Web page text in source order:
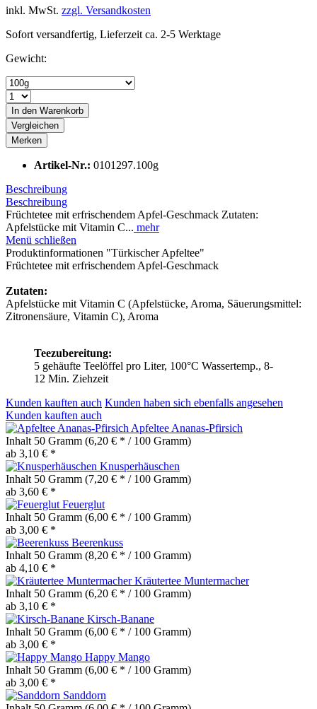
inkl. MwSt. zzgl. Versandkosten
Sofort versandfertig, Lieferzeit ca. 2-5 Werktage
Gewicht:
In den Warenkorb
Vergleichen
Merken
Artikel-Nr.: 0101297.100g
Beschreibung
Beschreibung
Früchtetee mit erfrischendem Apfel-Geschmack Zutaten:
Apfelstücke mit Vitamin C... mehr
Menü schließen
Produktinformationen "Türkischer Apfeltee"
Früchtetee mit erfrischendem Apfel-Geschmack
Zutaten:
Apfelstücke mit Vitamin C (Apfelstücke, Aroma, Säuerungsmittel:
Zitronensäure, Vitamin C), Aroma
Teezubereitung:
5 gehäufte Teelöffel pro Liter, 100°C Wassertemp., 8-
12 Min. Ziehzeit
Kunden kauften auch Kunden haben sich ebenfalls angesehen
Kunden kauften auch
Apfeltee Ananas-Pfirsich
Inhalt 50 Gramm (6,20 € * / 100 Gramm)
ab 3,10 € *
Knusperhäuschen
Inhalt 50 Gramm (7,20 € * / 100 Gramm)
ab 3,60 € *
Feuerglut
Inhalt 50 Gramm (6,00 € * / 100 Gramm)
ab 3,00 € *
Beerenkuss
Inhalt 50 Gramm (8,20 € * / 100 Gramm)
ab 4,10 € *
Kräutertee Muntermacher
Inhalt 50 Gramm (6,20 € * / 100 Gramm)
ab 3,10 € *
Kirsch-Banane
Inhalt 50 Gramm (6,00 € * / 100 Gramm)
ab 3,00 € *
Happy Mango
Inhalt 50 Gramm (6,00 € * / 100 Gramm)
ab 3,00 € *
Sanddorn